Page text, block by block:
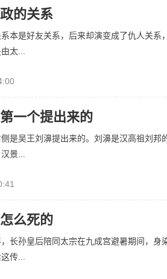
的关系
本是好友关系，后来却演变成了仇人关系
太...
一个提出来的
是吴王刘濞提出来的。刘濞是汉高祖刘邦
景...
么死的
长孙皇后陪同太宗在九成宫避暑期间，身
传...